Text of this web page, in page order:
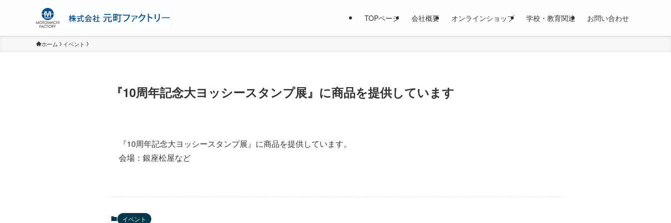
TOPページ 会社概要 オンラインショップ 学校・教育関連 お問い合わせ
ホーム イベント
『10周年記念大ヨッシースタンプ展』に商品を提供しています
『10周年記念大ヨッシースタンプ展』に商品を提供しています。
会場：銀座松屋など
イベント